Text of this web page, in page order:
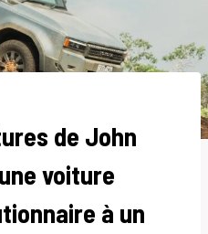
de John
voiture
à un